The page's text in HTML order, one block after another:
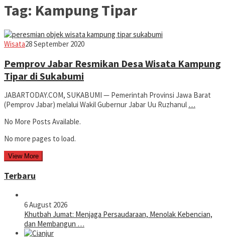
Tag: Kampung Tipar
WisataJabar
28 September 2020
Pemprov Jabar Resmikan Desa Wisata Kampung
Tipar di Sukabumi
JABARTODAY.COM, SUKABUMI — Pemerintah Provinsi Jawa Barat
(Pemprov Jabar) melalui Wakil Gubernur Jabar Uu Ruzhanul …
No More Posts Available.
No more pages to load.
View More
Terbaru
6 August 2026
Khutbah Jumat: Menjaga Persaudaraan, Menolak Kebencian,
dan Membangun …